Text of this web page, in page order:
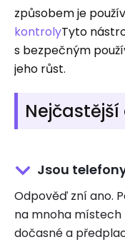
způsobem je
kontrolyTyto
s bezpečným
jeho růst.
Jsou
Odpověď zní ano.
na mnoha místech
dočasné a